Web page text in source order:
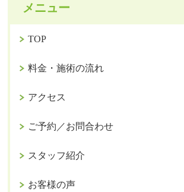
メニュー
TOP
料金・施術の流れ
アクセス
ご予約／お問合わせ
スタッフ紹介
お客様の声